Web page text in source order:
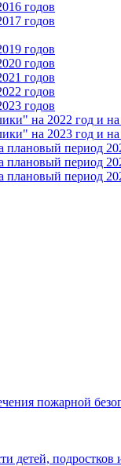
годов
годов
годов
годов
годов
годов
годов
на 2022 год и на
на 2023 год и на
период
период
период
пожарной
детей,